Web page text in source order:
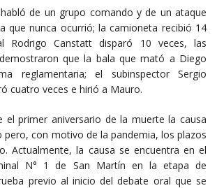
de un grupo comando y de un ataque
que nunca ocurrió; la camioneta recibió 14
Rodrigo Canstatt disparó 10 veces, las
que la bala que mató a Diego
reglamentaria; el subinspector Sergio
cuatro veces e hirió a Mauro.
el primer aniversario de la muerte la causa
pero, con motivo de la pandemia, los plazos
Actualmente, la causa se encuentra en el
N° 1 de San Martín en la etapa de
previo al inicio del debate oral que se